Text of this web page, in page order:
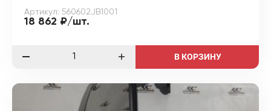
Артикул: 560602JB1001
18 862 ₽/шт.
В КОРЗИНУ